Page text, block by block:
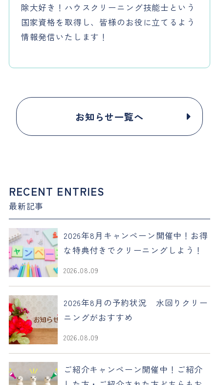
除大好き！ハウスクリーニング技能士という
国家資格を取得し、皆様のお役に立てるよう
情報発信いたします！
お知らせ一覧へ
RECENT ENTRIES
最新記事
2026年8月キャンペーン開催中！お得
な特典付きでクリーニングしよう！
2026.08.09
2026年8月の予約状況 水回りクリー
ニングがおすすめ
2026.08.09
ご紹介キャンペーン開催中！ご紹介